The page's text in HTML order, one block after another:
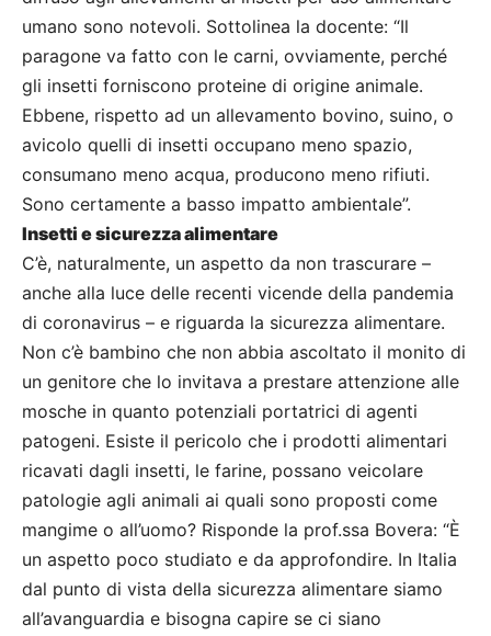
umano sono notevoli. Sottolinea la docente: “Il
paragone va fatto con le carni, ovviamente, perché
gli insetti forniscono proteine di origine animale.
Ebbene, rispetto ad un allevamento bovino, suino, o
avicolo quelli di insetti occupano meno spazio,
consumano meno acqua, producono meno rifiuti.
Sono certamente a basso impatto ambientale”.
Insetti e sicurezza alimentare
C’è, naturalmente, un aspetto da non trascurare –
anche alla luce delle recenti vicende della pandemia
di coronavirus – e riguarda la sicurezza alimentare.
Non c’è bambino che non abbia ascoltato il monito di
un genitore che lo invitava a prestare attenzione alle
mosche in quanto potenziali portatrici di agenti
patogeni. Esiste il pericolo che i prodotti alimentari
ricavati dagli insetti, le farine, possano veicolare
patologie agli animali ai quali sono proposti come
mangime o all’uomo? Risponde la prof.ssa Bovera: “È
un aspetto poco studiato e da approfondire. In Italia
dal punto di vista della sicurezza alimentare siamo
all’avanguardia e bisogna capire se ci siano